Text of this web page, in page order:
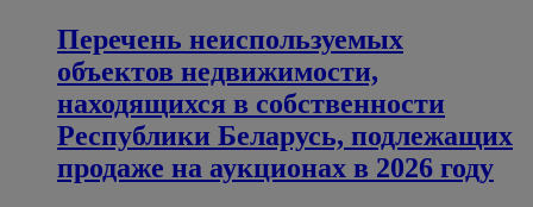
Перечень неиспользуемых
объектов недвижимости,
находящихся в собственности
Республики Беларусь, подлежащих
продаже на аукционах в 2026 году